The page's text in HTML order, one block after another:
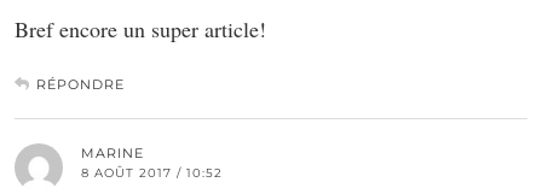
Bref encore un super article!
RÉPONDRE
MARINE
8 AOÛT 2017 / 10:52